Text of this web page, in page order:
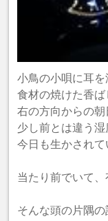
小鳥の小唄に耳を
食材の焼けた香ば
右の方向からの朝
少し前とは違う
今日も生かされて
当たり前でいて
そんな頭の片隅